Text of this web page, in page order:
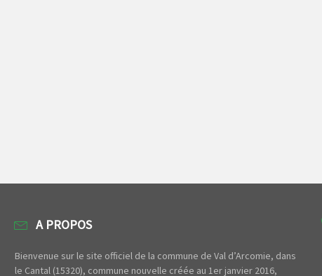
A PROPOS
Bienvenue sur le site officiel de la commune de Val d’Arcomie, dans
le Cantal (15320), commune nouvelle créée au 1er janvier 2016,